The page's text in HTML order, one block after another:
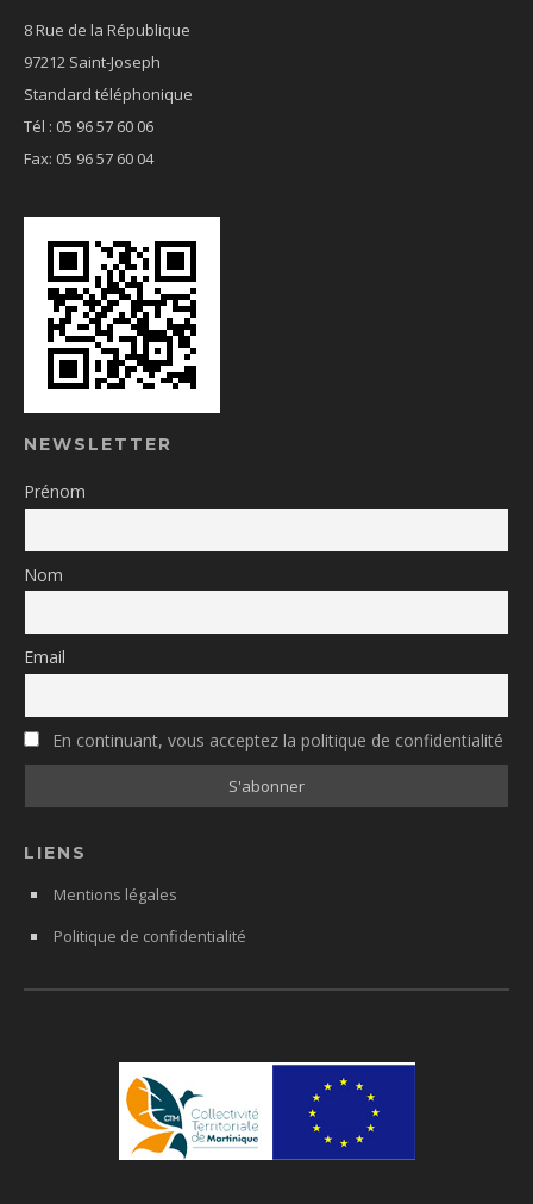
8 Rue de la République
97212 Saint-Joseph
Standard téléphonique
Tél : 05 96 57 60 06
Fax: 05 96 57 60 04
NEWSLETTER
Prénom
Nom
Email
En continuant, vous acceptez la politique de confidentialité
LIENS
Mentions légales
Politique de confidentialité